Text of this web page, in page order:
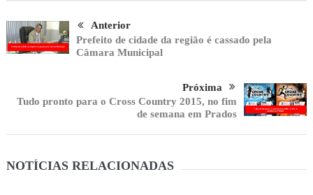
Anterior
Prefeito de cidade da região é cassado pela
Câmara Municipal
Próxima
Tudo pronto para o Cross Country 2015, no fim
de semana em Prados
NOTÍCIAS RELACIONADAS